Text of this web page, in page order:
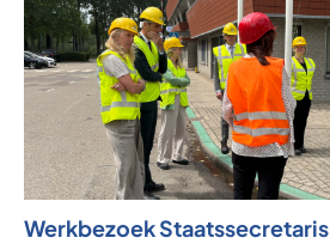
Werkbezoek